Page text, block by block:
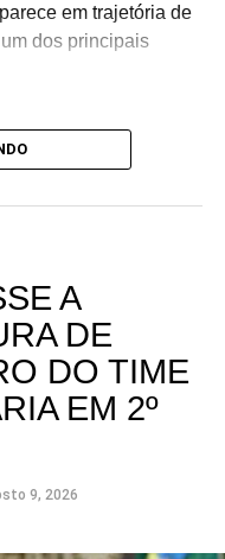
em trajetória de
dos principais
A
DE
DO TIME
EM 2º
9, 2026